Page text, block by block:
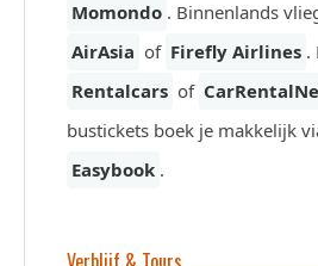
Momondo . Binnenlands
AirAsia of Firefly Airlines .
Rentalcars of
bustickets boek je makkelijk
Easybook .